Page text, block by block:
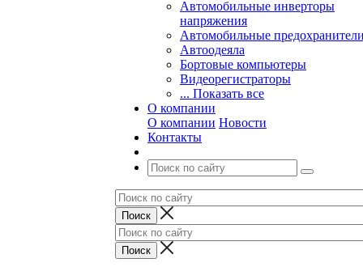
Автомобильные инверторы
напряжения
Автомобильные
Автоодеяла
Бортовые компьютеры
Видеорегистраторы
... Показать все
О компании
О компании Новости
Контакты